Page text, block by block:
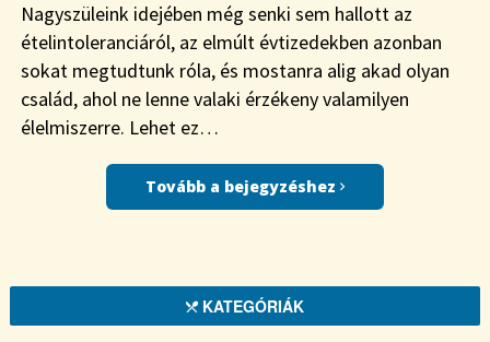
Nagyszüleink idejében még senki sem hallott az
ételintoleranciáról, az elmúlt évtizedekben azonban
sokat megtudtunk róla, és mostanra alig akad olyan
család, ahol ne lenne valaki érzékeny valamilyen
élelmiszerre. Lehet ez…
Tovább a bejegyzéshez
KATEGÓRIÁK